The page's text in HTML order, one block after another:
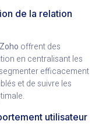
de la relation
Zoho offrent des
en centralisant les
efficacement
et de suivre les
utilisateur